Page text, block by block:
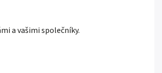
a vašimi společníky.